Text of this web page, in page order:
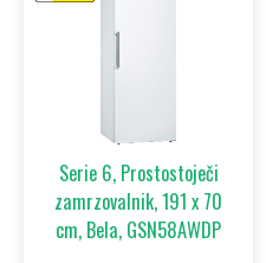
Serie 6, Prostostoječi
zamrzovalnik, 191 x 70
cm, Bela, GSN58AWDP